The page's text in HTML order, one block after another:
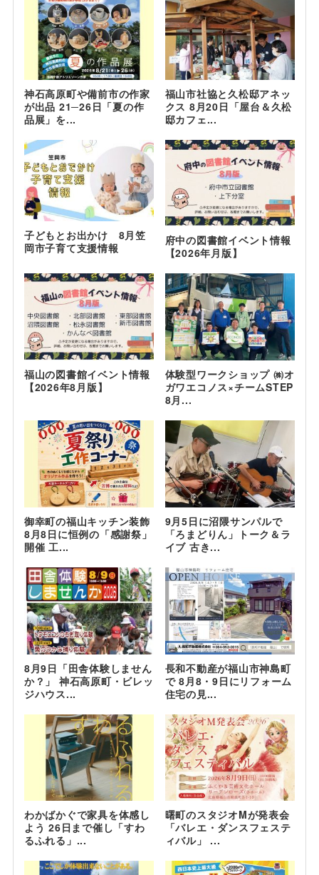
神石高原町や備前市の作家
が出品 21─26日「夏の作
品展」を...
福山市社協と久松邸アネッ
クス 8月20日「屋台＆久松
邸カフェ...
子どもとお出かけ 8月笠
岡市子育て支援情報
府中の図書館イベント情報
【2026年月版】
福山の図書館イベント情報
【2026年8月版】
体験型ワークショップ ㈱オ
ガワエコノス×チームSTEP
8月...
御幸町の福山キッチン装飾
8月8日に恒例の「感謝祭」
開催 工...
9月5日に沼隈サンパルで
「ろまどりん」トーク＆ラ
イブ 古き...
8月9日「田舎体験しません
か？」 神石高原町・ビレッ
ジハウス...
長和不動産が福山市神島町
で 8月8・9日にリフォーム
住宅の見...
わかばかぐで家具を体感し
よう 26日まで催し「すわ
るふれる」...
曙町のスタジオMが発表会
「バレエ・ダンスフェステ
ィバル」 ...